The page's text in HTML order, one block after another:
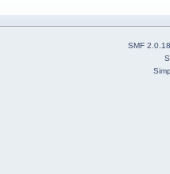
SMF 2.0.18